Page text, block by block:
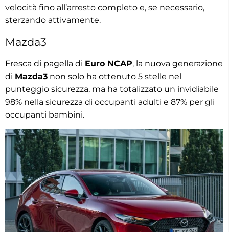
velocità fino all’arresto completo e, se necessario,
sterzando attivamente.
Mazda3
Fresca di pagella di Euro NCAP, la nuova generazione
di Mazda3 non solo ha ottenuto 5 stelle nel
punteggio sicurezza, ma ha totalizzato un invidiabile
98% nella sicurezza di occupanti adulti e 87% per gli
occupanti bambini.